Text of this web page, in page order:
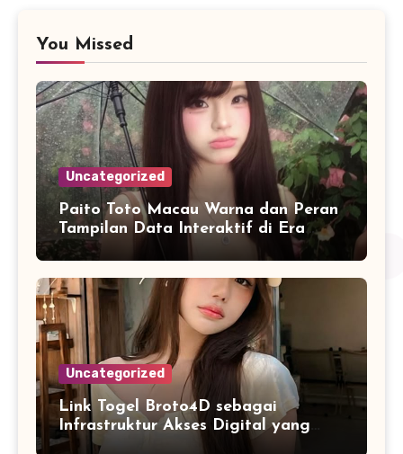
You Missed
Uncategorized
Paito Toto Macau Warna dan Peran
Tampilan Data Interaktif di Era
Informasi Digital Modern
Uncategorized
Link Togel Broto4D sebagai
Infrastruktur Akses Digital yang
Lebih Stabil dan Cepat